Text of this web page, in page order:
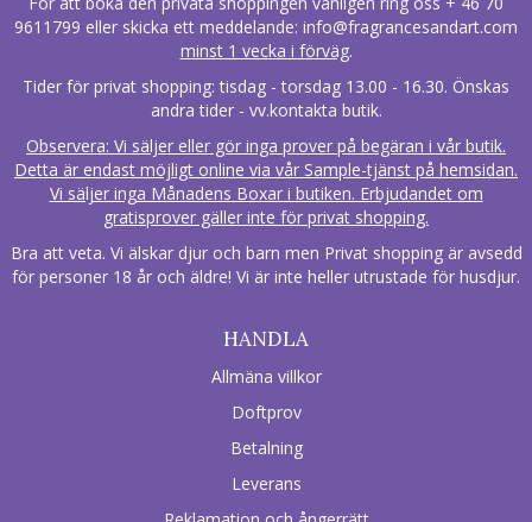
9611799 eller skicka ett meddelande: info@fragrancesandart.com
minst 1 vecka i förväg.
Tider för privat shopping: tisdag - torsdag 13.00 - 16.30. Önskas
andra tider - vv.kontakta butik.
Observera: Vi säljer eller gör inga prover på begäran i vår butik.
Detta är endast möjligt online via vår Sample-tjänst på hemsidan.
Vi säljer inga Månadens Boxar i butiken. Erbjudandet om
gratisprover gäller inte för privat shopping.
Bra att veta. Vi älskar djur och barn men Privat shopping är avsedd
för personer 18 år och äldre! Vi är inte heller utrustade för husdjur.
HANDLA
Allmäna villkor
Doftprov
Betalning
Leverans